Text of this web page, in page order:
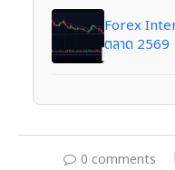
Forex
ตลาด 2569
0 comments